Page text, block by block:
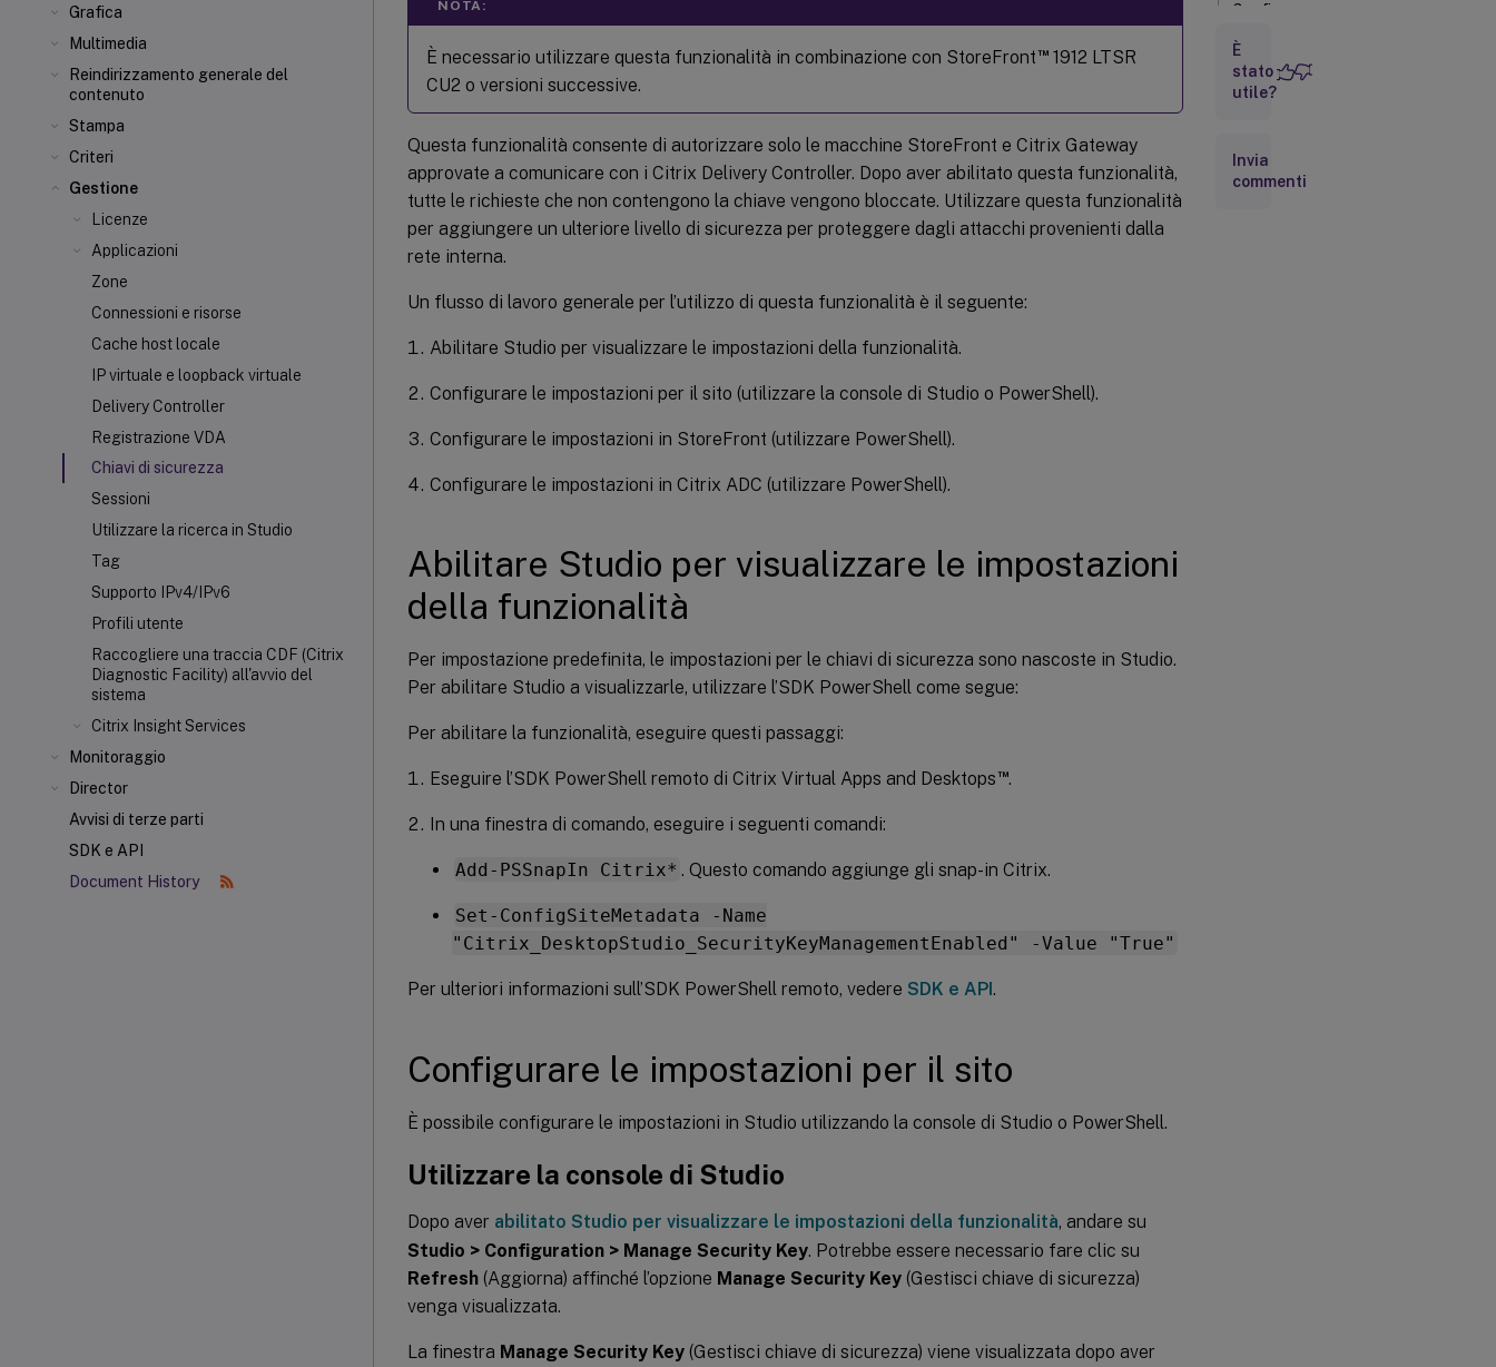
Grafica
Multimedia
Reindirizzamento generale del
contenuto
Stampa
Criteri
Gestione
Licenze
Applicazioni
Zone
Connessioni e risorse
Cache host locale
IP virtuale e loopback virtuale
Delivery Controller
Registrazione VDA
Chiavi di sicurezza
Sessioni
Utilizzare la ricerca in Studio
Tag
Supporto IPv4/IPv6
Profili utente
Raccogliere una traccia CDF (Citrix
Diagnostic Facility) all'avvio del
sistema
Citrix Insight Services
Monitoraggio
Director
Avvisi di terze parti
SDK e API
Document History
NOTA:
È necessario utilizzare questa funzionalità in combinazione con StoreFront™1912 LTSR
CU2 o versioni successive.
Questa funzionalità consente di autorizzare solo le macchine StoreFront e Citrix Gateway
approvate a comunicare con i Citrix Delivery Controller. Dopo aver abilitato questa funzionalità,
tutte le richieste che non contengono la chiave vengono bloccate. Utilizzare questa funzionalità
per aggiungere un ulteriore livello di sicurezza per proteggere dagli attacchi provenienti dalla
rete interna.
Un flusso di lavoro generale per l’utilizzo di questa funzionalità è il seguente:
Abilitare Studio per visualizzare le impostazioni della funzionalità.
Configurare le impostazioni per il sito (utilizzare la console di Studio o PowerShell).
Configurare le impostazioni in StoreFront (utilizzare PowerShell).
Configurare le impostazioni in Citrix ADC (utilizzare PowerShell).
Abilitare Studio per visualizzare le impostazioni
della funzionalità
Per impostazione predefinita, le impostazioni per le chiavi di sicurezza sono nascoste in Studio.
Per abilitare Studio a visualizzarle, utilizzare l’SDK PowerShell come segue:
Per abilitare la funzionalità, eseguire questi passaggi:
Eseguire l’SDK PowerShell remoto di Citrix Virtual Apps and Desktops™.
In una finestra di comando, eseguire i seguenti comandi:
Add-PSSnapIn Citrix* . Questo comando aggiunge gli snap-in Citrix.
Set-ConfigSiteMetadata -Name
"Citrix_DesktopStudio_SecurityKeyManagementEnabled" -Value "True"
Per ulteriori informazioni sull’SDK PowerShell remoto, vedere SDK e API.
Configurare le impostazioni per il sito
È possibile configurare le impostazioni in Studio utilizzando la console di Studio o PowerShell.
Utilizzare la console di Studio
Dopo aver abilitato Studio per visualizzare le impostazioni della funzionalità, andare su
Studio > Configuration > Manage Security Key. Potrebbe essere necessario fare clic su
Refresh (Aggiorna) affinché l’opzione Manage Security Key (Gestisci chiave di sicurezza)
venga visualizzata.
La finestra Manage Security Key (Gestisci chiave di sicurezza) viene visualizzata dopo aver
Configurare
impostazioni
per il sito
in
StoreFront
È
stato
utile?
Invia
commenti